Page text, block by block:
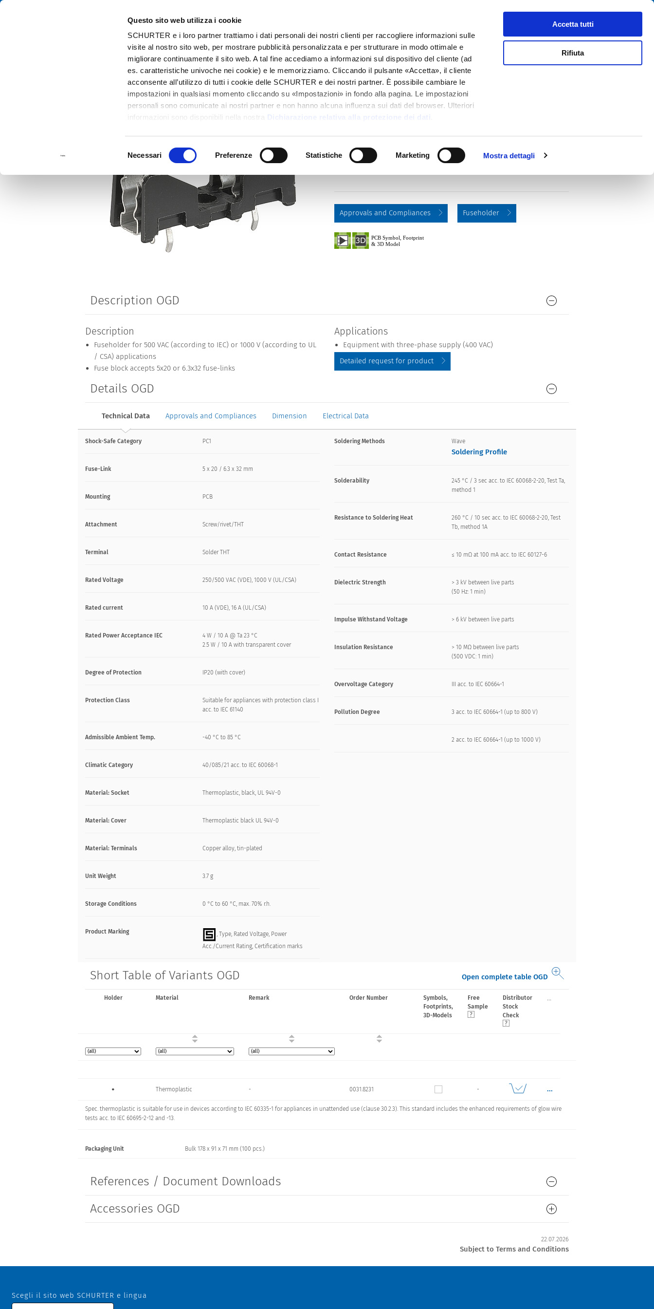
Questo sito web utilizza i cookie
SCHURTER e i loro partner trattiamo i dati personali dei nostri clienti per raccogliere informazioni sulle
visite al nostro sito web, per mostrare pubblicità personalizzata e per strutturare in modo ottimale e
migliorare continuamente il sito web. A tal fine accediamo a informazioni sul dispositivo del cliente (ad
es. caratteristiche univoche nei cookie) e le memorizziamo. Cliccando il pulsante «Accetta», il cliente
acconsente all’utilizzo di tutti i cookie delle SCHURTER e dei nostri partner. È possibile cambiare le
impostazioni in qualsiasi momento cliccando su «Impostazioni» in fondo alla pagina. Le impostazioni
personali sono comunicate ai nostri partner e non hanno alcuna influenza sui dati del browser. Ulteriori
informazioni sono disponibili nella nostra Dichiarazione relativa alla protezione dei dati
del
Necessari Preferenze Statistiche Marketing Mostra dettagli
Accetta tutti
Rifiuta
Catalogo Contatti
Series
OGD
Fuseholder Open Design, 5 x 20 / 6.3 x 32 mm, THT, VDE: 250/500 VAC,
Approvals and Compliances Fuseholder
Description OGD
Description
Fuseholder for 500 VAC (according to IEC) or 1000 V (according to UL
/ CSA) applications
Fuse block accepts 5x20 or 6.3x32 fuse-links
Applications
Equipment with three-phase supply (400 VAC)
Detailed request for product
Details OGD
Technical Data Approvals and Compliances Dimension Electrical Data
Shock-Safe Category PC1
Fuse-Link 5 x 20 / 6.3 x 32 mm
Mounting PCB
Attachment Screw/rivet/THT
Terminal Solder THT
Rated Voltage 250/500 VAC (VDE), 1000 V (UL/CSA)
Rated current 10 A (VDE), 16 A (UL/CSA)
Rated Power Acceptance IEC
4 W / 10 A @ Ta 23 °C
2.5 W / 10 A with transparent cover
Degree of Protection IP20 (with cover)
Protection Class
Suitable for appliances with protection class I
acc. to IEC 61140
Admissible Ambient Temp. -40 °C to 85 °C
Climatic Category 40/085/21 acc. to IEC 60068-1
Material: Socket Thermoplastic, black, UL 94V-0
Material: Cover Thermoplastic black UL 94V-0
Material: Terminals Copper alloy, tin-plated
Unit Weight 3.7 g
Storage Conditions 0 °C to 60 °C, max. 70% r.h.
Product Marking
, Type, Rated Voltage, Power
Acc./Current Rating, Certification marks
Soldering Methods Wave
Soldering Profile
Solderability
245 °C / 3 sec acc. to IEC 60068-2-20, Test Ta,
method 1
Resistance to Soldering Heat
260 °C / 10 sec acc. to IEC 60068-2-20, Test
Tb, method 1A
Contact Resistance ≤ 10 mΩ at 100 mA acc. to IEC 60127-6
Dielectric Strength
> 3 kV between live parts
(50 Hz: 1 min)
Impulse Withstand Voltage > 6 kV between live parts
Insulation Resistance
> 10 MΩ between live parts
(500 VDC: 1 min)
Overvoltage Category III acc. to IEC 60664-1
Pollution Degree 3 acc. to IEC 60664-1 (up to 800 V)
2 acc. to IEC 60664-1 (up to 1000 V)
Short Table of Variants OGD Open complete table OGD
Holder Material Remark Order Number
Symbols,
Footprints,
3D-Models
Free
Sample
Distributor
Stock
Check
...
• Thermoplastic - 0031.8231 - ...
Spec. thermoplastic is suitable for use in devices according to IEC 60335-1 for appliances in unattended use (clause 30.2.3). This standard includes the enhanced requirements of glow wire
tests acc. to IEC 60695-2-12 and -13.
Packaging Unit Bulk 178 x 91 x 71 mm (100 pcs.)
References / Document Downloads
Accessories OGD
22.07.2026
Subject to Terms and Conditions
Scegli il sito web SCHURTER e lingua